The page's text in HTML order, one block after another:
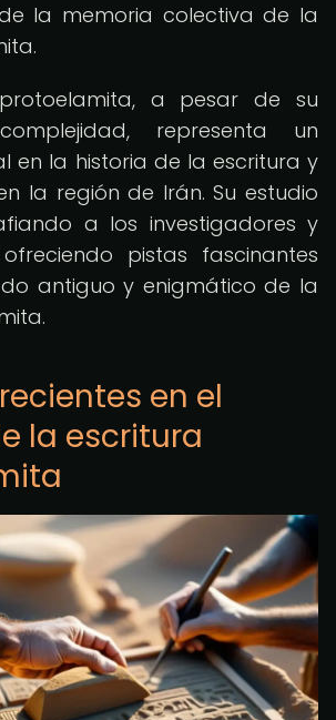
la memoria colectiva de la
a pesar de su
representa un
en la historia de la escritura y
la región de Irán. Su estudio
a los investigadores y
pistas fascinantes
antiguo y enigmático de la
en el
la escritura